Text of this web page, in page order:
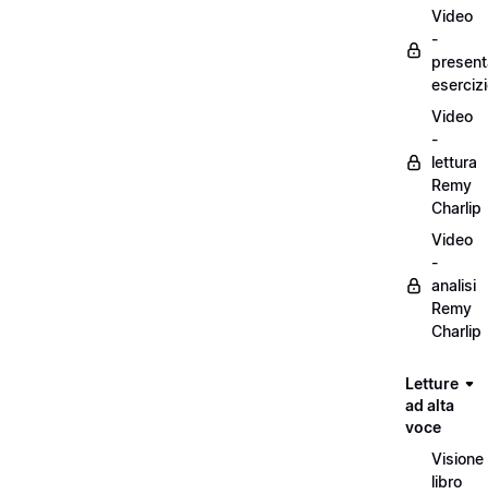
Video
-
Video
-
lettura
Remy
Charlip
Video
-
analisi
Remy
Charlip
Letture
ad alta
voce
Visione
libro